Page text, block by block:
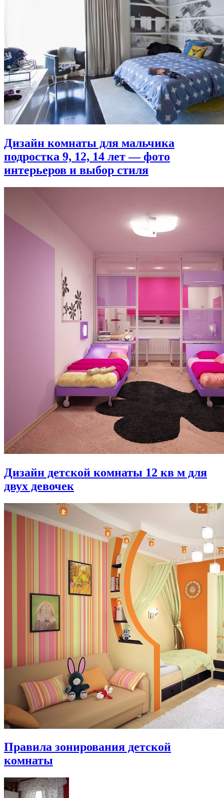
Дизайн комнаты для мальчика
подростка 9, 12, 14 лет — фото
интерьеров и выбор стиля
Дизайн детской комнаты 12 кв м для
двух девочек
Правила зонирования детской
комнаты